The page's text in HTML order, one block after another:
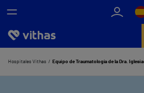
Nosotros
Hospitales Vithas Equipo de Traumatología de la Dra.